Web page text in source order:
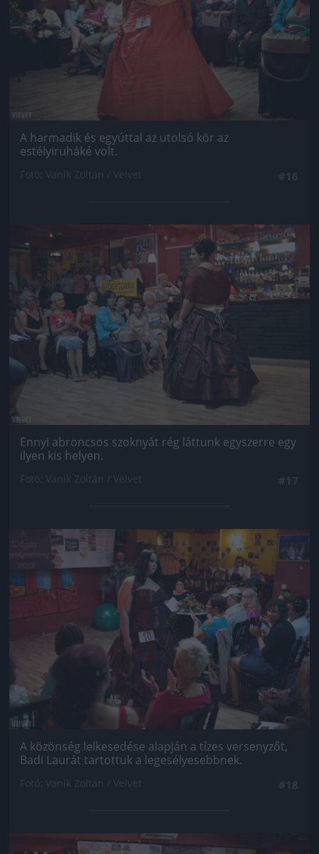
A harmadik és egyúttal az utolsó kör az
estélyiruháké volt.
Jön még kép!
Ennyi abroncsos szoknyát rég láttunk egyszerre egy
ilyen kis helyen.
Jön még kép!
A közönség lelkesedése alapján a tízes versenyzőt,
Badi Laurát tartottuk a legesélyesebbnek.